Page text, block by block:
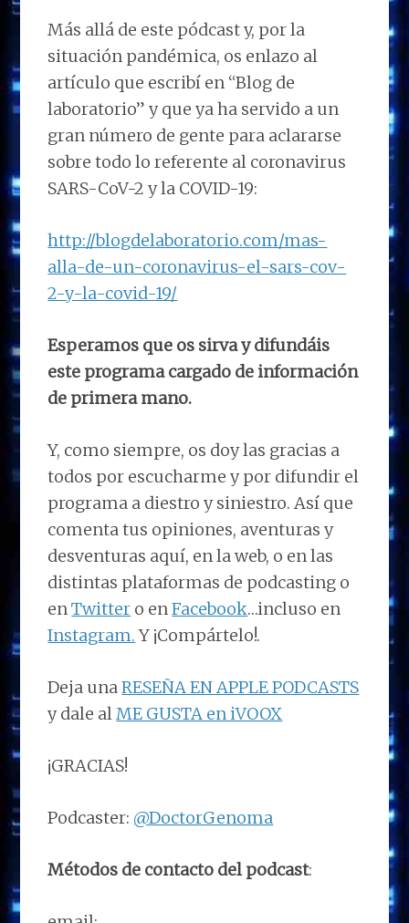
Más allá de este pódcast y, por la
situación pandémica, os enlazo al
artículo que escribí en “Blog de
laboratorio” y que ya ha servido a un
gran número de gente para aclararse
sobre todo lo referente al coronavirus
SARS-CoV-2 y la COVID-19:
http://blogdelaboratorio.com/mas-
alla-de-un-coronavirus-el-sars-cov-
2-y-la-covid-19/
Esperamos que os sirva y difundáis
este programa cargado de información
de primera mano.
Y, como siempre, os doy las gracias a
todos por escucharme y por difundir el
programa a diestro y siniestro. Así que
comenta tus opiniones, aventuras y
desventuras aquí, en la web, o en las
distintas plataformas de podcasting o
enTwitter o enFacebook…incluso en
Instagram. Y ¡Compártelo!.
Deja unaRESEÑA EN APPLE PODCASTS
y dale al ME GUSTA en iVOOX
¡GRACIAS!
Podcaster: @DoctorGenoma
Métodos de contacto del podcast: